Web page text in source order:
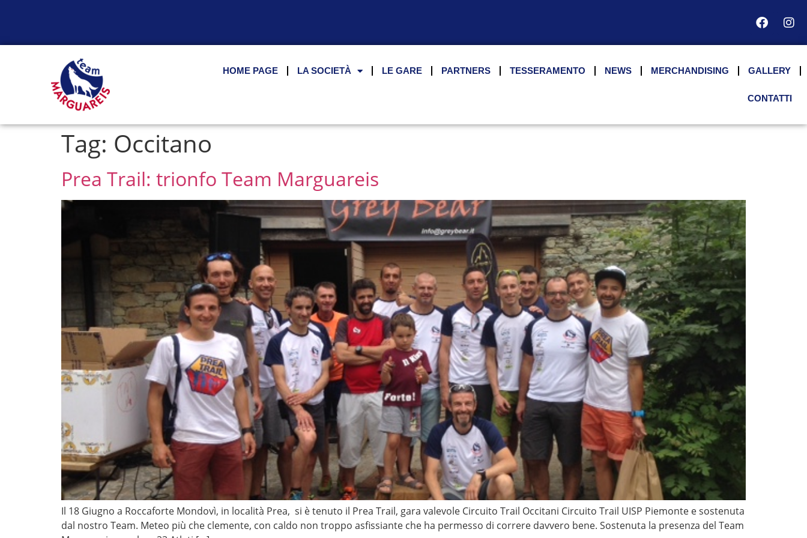
HOME PAGE LA SOCIETÀ LE GARE PARTNERS TESSERAMENTO NEWS MERCHANDISING GALLERY
CONTATTI
Tag: Occitano
Prea Trail: trionfo Team Marguareis
Il 18 Giugno a Roccaforte Mondovì, in località Prea, si è tenuto il Prea Trail, gara valevole Circuito Trail Occitani Circuito Trail UISP Piemonte e sostenuta
dal nostro Team. Meteo più che clemente, con caldo non troppo asfissiante che ha permesso di correre davvero bene. Sostenuta la presenza del Team